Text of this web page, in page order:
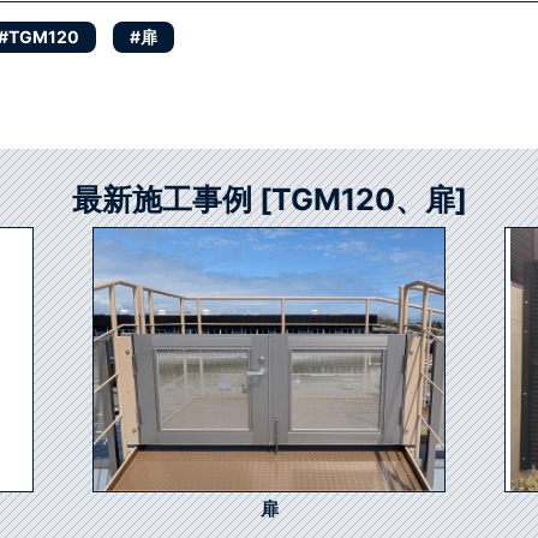
#扉
最新施工事例 [TGM120、扉]
扉